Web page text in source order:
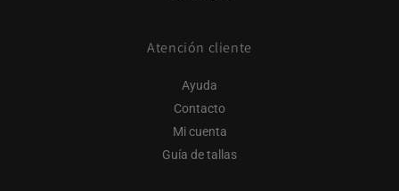
Atención cliente
Ayuda
Contacto
Mi cuenta
Guía de tallas